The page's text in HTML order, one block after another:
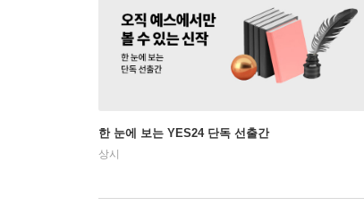
한 눈에 보는 YES24 단독 선출간
상시